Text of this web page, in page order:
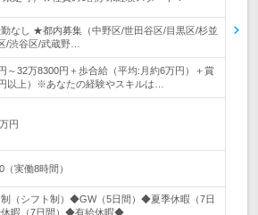
なし ★都内募集（中野区/世田谷区/目黒区/杉並
/渋谷区/武蔵野…
～32万8300円＋歩合給（平均:月約6万円）＋賞
以上）※あなたの経験やスキルは…
円
実働8時間）
（シフト制）◆GW（5日間）◆夏季休暇（7日
暇（7日間）◆有給休暇◆…